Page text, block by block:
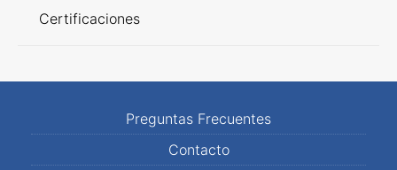
Certificaciones
Preguntas Frecuentes
Contacto